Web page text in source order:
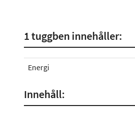
1 tuggben innehåller:
Energi
Innehåll: